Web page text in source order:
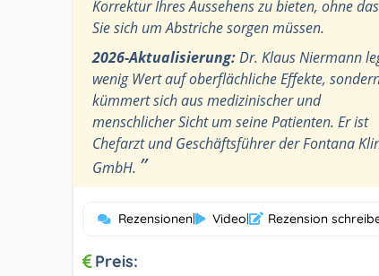
Korrektur Ihres Aussehens zu bieten, ohne
Sie sich um Abstriche sorgen müssen.
2026-Aktualisierung:Dr. Klaus Niermann
wenig Wert auf oberflächliche Effekte,
kümmert sich aus medizinischer und
menschlicher Sicht um seine Patienten. Er ist
Chefarzt und Geschäftsführer der Fontana
GmbH. ”
Rezensionen| Video| Rezension
Preis: